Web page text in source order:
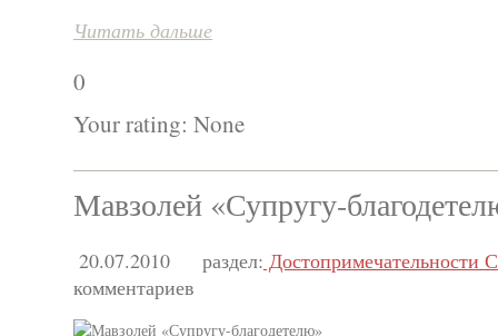
Читать дальше
0
Your rating: None
Мавзолей «Супругу-
20.07.2010 раздел: Достопримечательности
комментариев